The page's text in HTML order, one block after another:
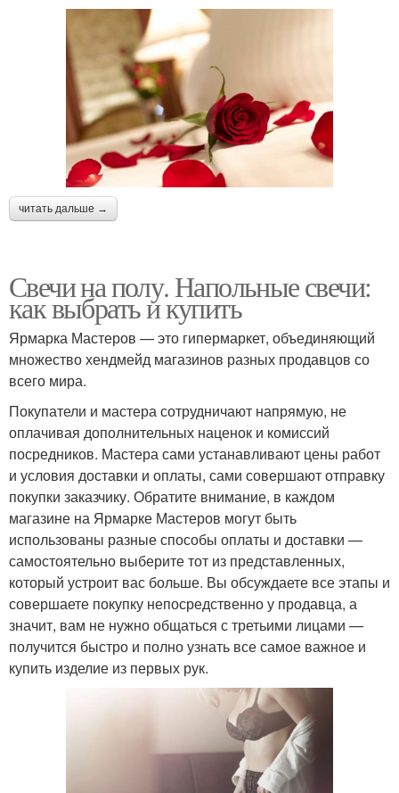
читать дальше →
Свечи на полу. Напольные свечи:
как выбрать и купить
Ярмарка Мастеров — это гипермаркет, объединяющий
множество хендмейд магазинов разных продавцов со
всего мира.
Покупатели и мастера сотрудничают напрямую, не
оплачивая дополнительных наценок и комиссий
посредников. Мастера сами устанавливают цены работ
и условия доставки и оплаты, сами совершают отправку
покупки заказчику. Обратите внимание, в каждом
магазине на Ярмарке Мастеров могут быть
использованы разные способы оплаты и доставки —
самостоятельно выберите тот из представленных,
который устроит вас больше. Вы обсуждаете все этапы и
совершаете покупку непосредственно у продавца, а
значит, вам не нужно общаться с третьими лицами —
получится быстро и полно узнать все самое важное и
купить изделие из первых рук.